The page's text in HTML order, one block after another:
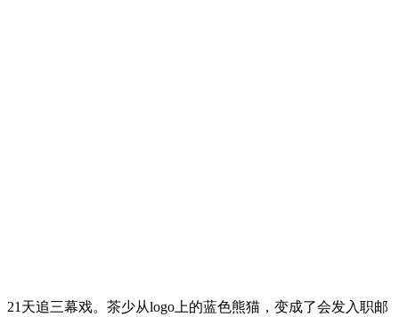
21天追三幕戏。茶少从logo上的蓝色熊猫，变成了会发入职邮